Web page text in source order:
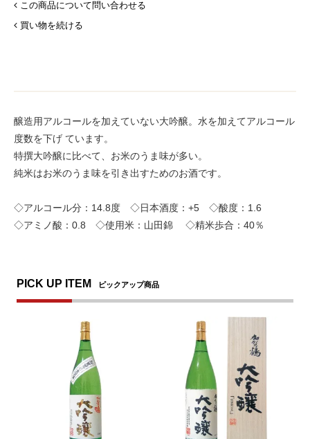
この商品について問い合わせる
買い物を続ける
醸造用アルコールを加えていない大吟醸。水を加えてアルコール
度数を下げ ています。
特撰大吟醸に比べて、お米のうま味が多い。
純米はお米のうま味を引き出すためのお酒です。
◇アルコール分：14.8度 ◇日本酒度：+5 ◇酸度：1.6
◇アミノ酸：0.8 ◇使用米：山田錦 ◇精米歩合：40％
PICK UP ITEM ピックアップ商品